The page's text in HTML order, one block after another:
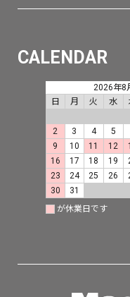
CALENDAR
2026年8
日
月 火 水
2
3 4 5
9
10 11 12
16
17 18 19
23
24 25 26
30
31
が休業日です